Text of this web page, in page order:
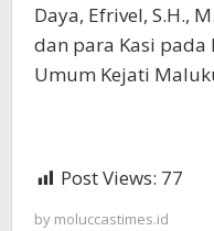
Daya, Efrivel, S.H.,
dan para Kasi pada
Umum Kejati
Post Views: 77
by moluccastimes.id